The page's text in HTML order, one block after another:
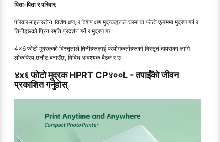
पिता-पिता र परिवार:
परिवार माइलस्टोन, विशेष क्षण, र विशेष क्षण मुद्रकहरूले घरमा वा फोटो एल्बममा मुद्रण गर्न र
तिनीहरूको प्रिय स्मृति प्रदर्शन गर्ने र मुद्रण गर
4x6 फोटो मुद्रकको विस्तृताले तिनीहरूलाई प्रयोगकर्ताहरूको विस्तृत दायराका लागि
लोकप्रिय छनौट बनाउँछ, विविध आवश्यक बैठक र उ
४x६ फोटो मुद्रक HPRT CP४००L - तपाईँको जीवन
प्रकाशित गर्नुहोस्